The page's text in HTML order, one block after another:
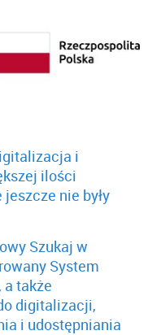
i
ilości
nie były
Szukaj w
System
także
digitalizacji,
i udostępniania